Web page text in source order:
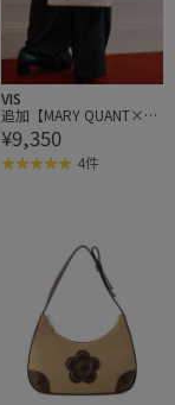
VIS
追加【MARY QUANT×VI
S】デイジーハートカッ
トバッグ
¥9,350
4件